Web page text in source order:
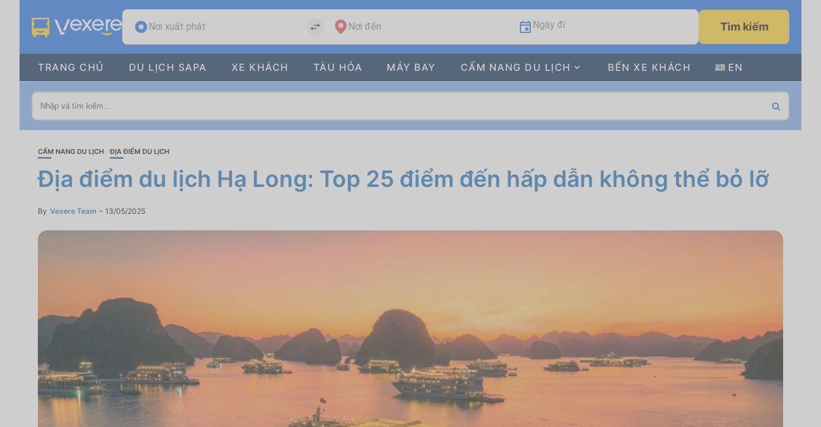
Nơi xuất phát Nơi đến Ngày đi Tìm kiếm
TRANG CHỦ DU LỊCH SAPA XE KHÁCH TÀU HỎA MÁY BAY CẨM NANG DU LỊCH BẾN XE KHÁCH EN
CẨM NANG DU LỊCH ĐỊA ĐIỂM DU LỊCH
Địa điểm du lịch Hạ Long: Top 25 điểm đến hấp dẫn không thể bỏ lỡ
By Vexere Team 13/05/2025